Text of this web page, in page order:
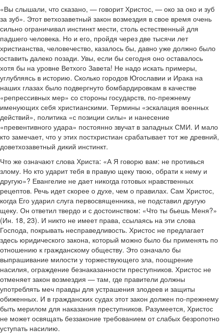
«Вы слышали, что сказано, — говорит Христос, — око за око и зуб
за зуб». Этот ветхозаветный закон возмездия в свое время очень
сильно ограничивал инстинкт мести, столь естественный для
падшего человека. Но и его, пройдя через две тысячи лет
христианства, человечество, казалось бы, давно уже должно было
оставить далеко позади. Увы, если бы сегодня оно оставалось
хотя бы на уровне Ветхого Завета! Не надо искать примеры,
углубляясь в историю. Сколько городов Югославии и Ирака на
наших глазах было подвергнуто бомбардировкам в качестве
«репрессивных мер» со стороны государств, по-прежнему
именующих себя христианскими. Термины «эскалация военных
действий», политика «с позиции силы» и нанесение
«превентивного удара» постоянно звучат в западных СМИ. И мало
кто замечает, что у этих постхристиан срабатывает тот же древний,
доветхозаветный дикий инстинкт.
Что же означают слова Христа: «А Я говорю вам: не противься
злому. Но кто ударит тебя в правую щеку твою, обрати к нему и
другую»? Евангелие не дает никогда готовых нравственных
рецептов. Речь идет скорее о духе, чем о правилах. Сам Христос,
когда Его ударил слуга первосвященника, не подставил другую
щеку. Он ответил твердо и с достоинством: «Что ты бьешь Меня?»
(Ин. 18, 23). И никто не имеет права, ссылаясь на эти слова
Господа, покрывать несправедливость. Христос не предлагает
здесь юридического закона, который можно было бы применять по
отношению к гражданскому обществу. Это означало бы
выпрашивание милости у торжествующего зла, поощрение
насилия, ограждение безнаказанности преступников. Христос не
отменяет закон возмездия — там, где правители должны
употреблять меч правды для устрашения злодеев и защиты
обиженных. И в гражданских судах этот закон должен по-прежнему
быть мерилом для наказания преступников. Разумеется, Христос
не может освящать беззаконие требованием от слабых безропотно
уступать насилию.